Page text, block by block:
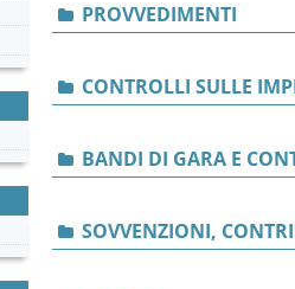
PROVVEDIMENTI
CONTROLLI SULLE
BANDI DI GARA E
SOVVENZIONI,